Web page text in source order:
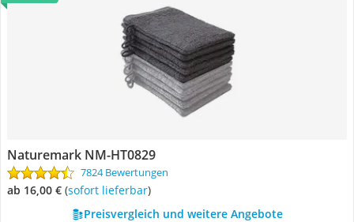
Naturemark NM-HT0829
7824 Bewertungen
ab 16,00 € ( Sofort lieferbar)
Preisvergleich und weitere Angebote